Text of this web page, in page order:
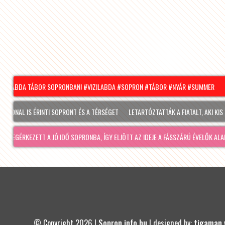
TÁBOR SOPRONBAN! #VIZILABDA #SOPRON #TÁBOR #NYÁR #SUMMER
IS ÉRINTI SOPRONT ÉS A TÉRSÉGET LETARTÓZTATTÁK A FIATALT, AKI KIS HÍJÁN
A JÓ IDŐ SOPRONBA, ÍGY ELJÖTT AZ IDEJE A FÁSSZÁRÚ ÉVELŐK ALAPOS
ÚTMUTATÓ: